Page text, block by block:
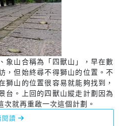
象山合稱為「四獸山」，早在數
，但始終尋不得獅山的位置。不
獅山的位置很容易就能夠找到，
台。上回的四獸山縱走計劃因為
就再重啟一次這個計劃。
讀